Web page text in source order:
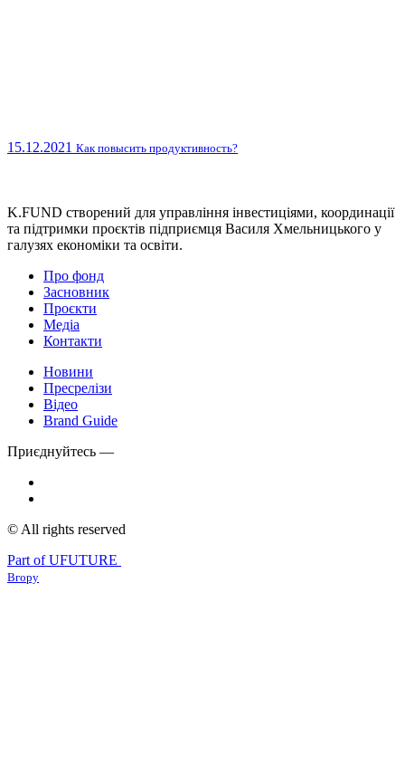
15.12.2021 Как повысить продуктивность?
K.FUND створений для управління інвестиціями, координації
та підтримки проєктів підприємця Василя Хмельницького у
галузях економіки та освіти.
Про фонд
Засновник
Проєкти
Медіа
Контакти
Новини
Пресрелізи
Відео
Brand Guide
Приєднуйтесь —
© All rights reserved
Part of UFUTURE
Вгору